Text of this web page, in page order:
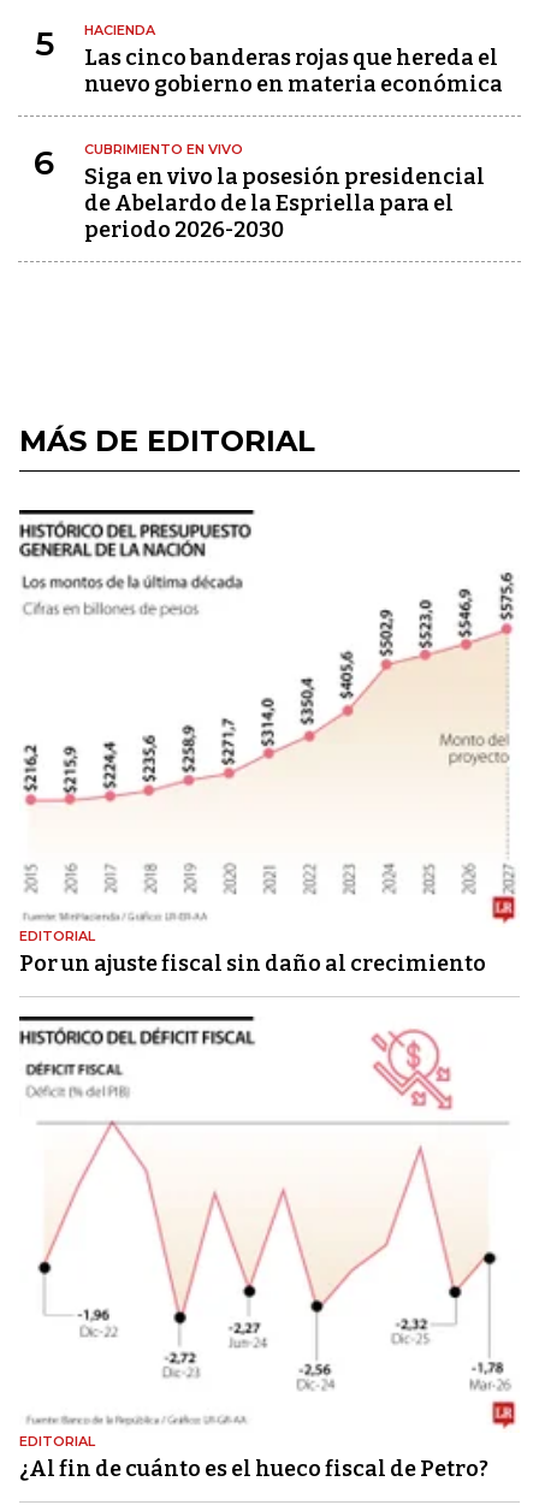
5 HACIENDA
Las cinco banderas rojas que hereda el
nuevo gobierno en materia económica
6 CUBRIMIENTO EN VIVO
Siga en vivo la posesión presidencial
de Abelardo de la Espriella para el
periodo 2026-2030
MÁS DE EDITORIAL
EDITORIAL
Por un ajuste fiscal sin daño al crecimiento
EDITORIAL
¿Al fin de cuánto es el hueco fiscal de Petro?